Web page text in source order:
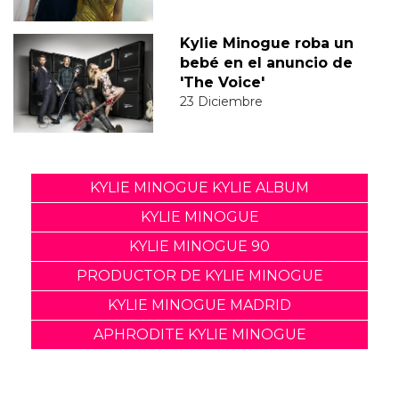
Kylie Minogue roba un
bebé en el anuncio de
'The Voice'
23 Diciembre
KYLIE MINOGUE KYLIE ALBUM
KYLIE MINOGUE
KYLIE MINOGUE 90
PRODUCTOR DE KYLIE MINOGUE
KYLIE MINOGUE MADRID
APHRODITE KYLIE MINOGUE